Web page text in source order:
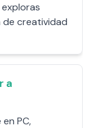
de creatividad
a
PC,